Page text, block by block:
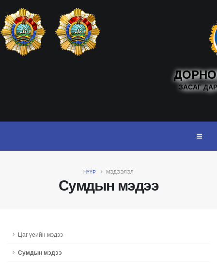
ЗАСАГ
Сумдын мэдээ
НҮҮР МЭДЭЭЛЭЛ
Цаг үеийн мэдээ
Сумдын мэдээ